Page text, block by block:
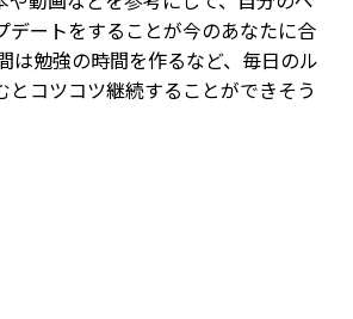
デートをすることが今のあなたに合
は勉強の時間を作るなど、毎日のル
とコツコツ継続することができそう